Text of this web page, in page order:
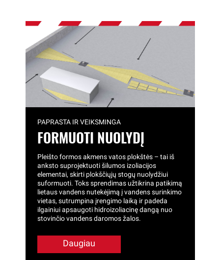
PAPRASTA IR VEIKSMINGA
FORMUOTI NUOLYDĮ
Pleišto formos akmens vatos plokštės – tai iš
anksto suprojektuoti šilumos izoliacijos
elementai, skirti plokščiųjų stogų nuolydžiui
suformuoti. Toks sprendimas užtikrina patikimą
lietaus vandens nutekėjimą į vandens surinkimo
vietas, sutrumpina įrengimo laiką ir padeda
ilgainiui apsaugoti hidroizoliacinę dangą nuo
stovinčio vandens daromos žalos.
Daugiau